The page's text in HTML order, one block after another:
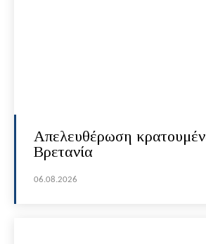
Απελευθέρωση
Βρετανία
06.08.2026